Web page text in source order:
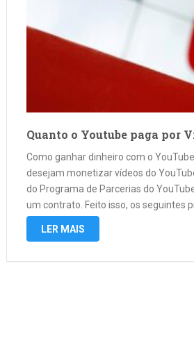
Quanto o Youtube paga por
Como ganhar dinheiro com o
desejam monetizar vídeos do
do Programa de Parcerias do
um contrato. Feito isso, os seguintes
precisam ser atendidos: O canal deve
LER MAIS